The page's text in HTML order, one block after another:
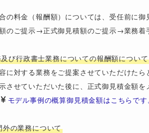
の料金（報酬額）については、受任前に御
のご提示→正式御見積額のご提示→業務着
び行政書士業務についての報酬額について
に対する業務をご提案させていただけたら
させていただいた後に、正式御見積金額を
モデル事例の概算御見積金額はこちらです
の業務について